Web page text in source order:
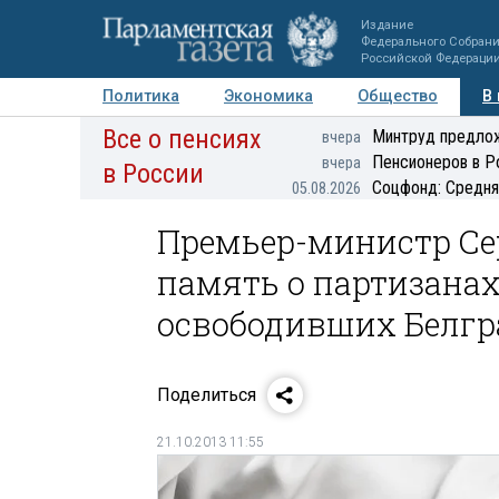
Издание
Федерального
Российской
Политика Экономика Общество
В
Авторы Персоны Мнения Регионы
Все о пенсиях
в России
вчера Минтруд
вчера Пенсионеров в
05.08.2026 Соцфонд:
Премьер-министр
память о
освободивших
Поделиться
21.10.2013 11:55